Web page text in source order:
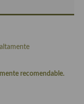
recomendable.